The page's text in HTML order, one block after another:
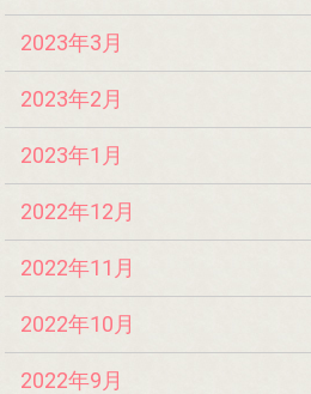
2023年3月
2023年2月
2023年1月
2022年12月
2022年11月
2022年10月
2022年9月